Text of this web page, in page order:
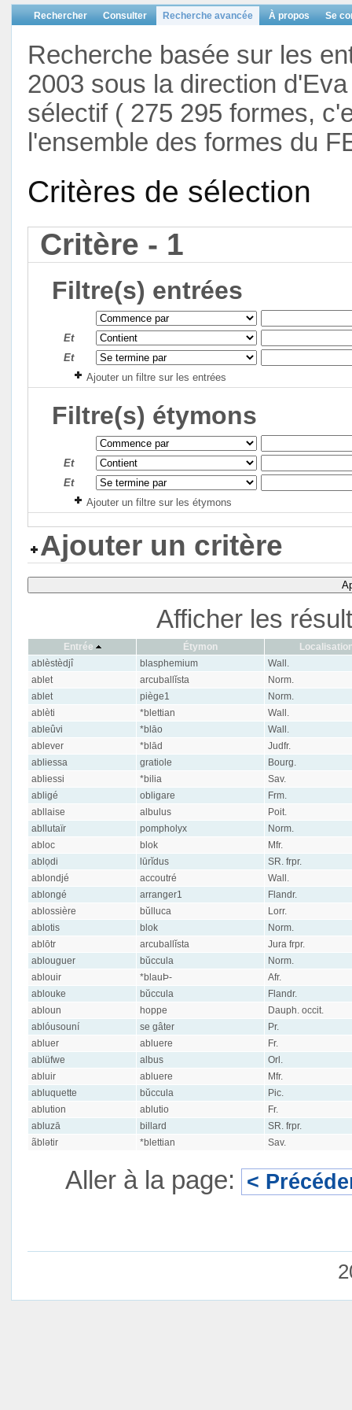
Rechercher Consulter Recherche avancée À propos Se
Recherche basée sur les
2003 sous la direction
sélectif ( 275 295 formes,
l'ensemble des formes du
Critères de sélection
Critère - 1
Filtre(s) entrées
Et
Et
Ajouter un filtre sur les entrées
Filtre(s) étymons
Et
Et
Ajouter un filtre sur les étymons
Ajouter un critère
Afficher les
Entrée Étymon
ablèstèdjî
blasphemium
Wall.
ablet
arcuballĭsta
Norm.
ablet
piège1
Norm.
ablèti
*blettian
Wall.
ableûvi
*blāo
Wall.
ablever
*blād
Judfr.
abliessa
gratiole
Bourg.
abliessi
*bilia
Sav.
abligé
obligare
Frm.
abllaise
albulus
Poit.
abllutaïr
pompholyx
Norm.
abloc
blok
Mfr.
ablọdi
lūrĭdus
SR. frpr.
ablondjé
accoutré
Wall.
ablongé
arranger1
Flandr.
ablossière
bŭlluca
Lorr.
ablotis
blok
Norm.
ablōtr
arcuballĭsta
Jura frpr.
ablouguer
bŭccula
Norm.
ablouir
*blauÞ-
Afr.
ablouke
bŭccula
Flandr.
abloun
hoppe
Dauph. occit.
ablóusouní
se gâter
Pr.
abluer
abluere
Fr.
ablüfwe
albus
Orl.
abluir
abluere
Mfr.
abluquette
bŭccula
Pic.
ablution
ablutio
Fr.
abluzā
billard
SR. frpr.
ãblətir
*blettian Sav.
Aller à la page: <